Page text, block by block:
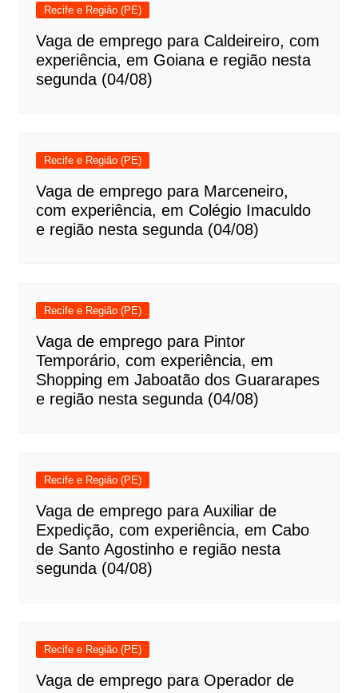
Recife e Região (PE)
Vaga de emprego para Caldeireiro, com
experiência, em Goiana e região nesta
segunda (04/08)
Recife e Região (PE)
Vaga de emprego para Marceneiro,
com experiência, em Colégio Imaculdo
e região nesta segunda (04/08)
Recife e Região (PE)
Vaga de emprego para Pintor
Temporário, com experiência, em
Shopping em Jaboatão dos Guararapes
e região nesta segunda (04/08)
Recife e Região (PE)
Vaga de emprego para Auxiliar de
Expedição, com experiência, em Cabo
de Santo Agostinho e região nesta
segunda (04/08)
Recife e Região (PE)
Vaga de emprego para Operador de